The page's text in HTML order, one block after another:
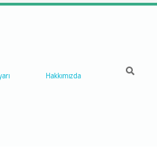
Hakkımızda